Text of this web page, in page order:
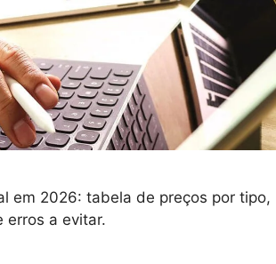
em 2026: tabela de preços por tipo,
erros a evitar.